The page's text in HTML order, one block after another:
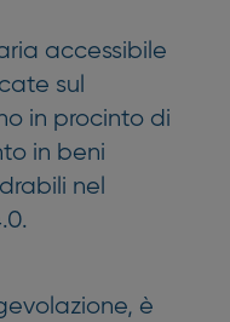
accessibile
sul
in procinto di
in beni
nel
è